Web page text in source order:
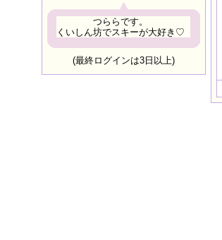
つららです。
くいしん坊でスキーが大好き♡
(最終ログインは3日以上)